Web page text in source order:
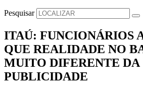
Pesquisar
ITAÚ: FUNCIONÁRIOS
QUE REALIDADE NO
MUITO DIFERENTE DA
PUBLICIDADE